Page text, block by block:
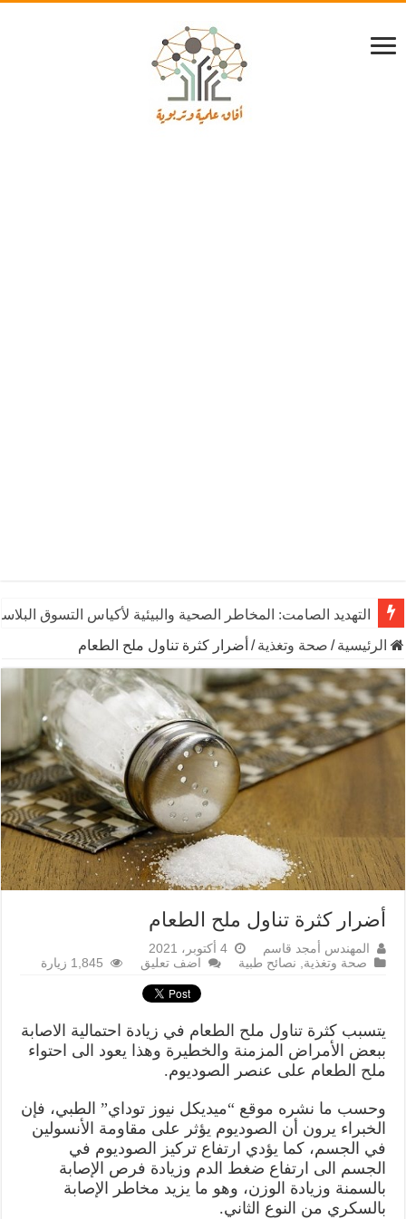
التهديد الصامت: المخاطر الصحية والبيئية لأكياس التسوق
الرئيسية / صحة وتغذية / أضرار كثرة تناول ملح الطعام
أضرار كثرة تناول ملح الطعام
المهندس أمجد قاسم
4 أكتوبر، 2021
صحة وتغذية, نصائح طبية اضف تعليق 1,845 زيارة
يتسبب كثرة تناول ملح الطعام في زيادة احتمالية الاصابة
ببعض الأمراض المزمنة والخطيرة وهذا يعود الى احتواء
ملح الطعام على عنصر الصوديوم.
وحسب ما نشره موقع “ميديكل نيوز توداي” الطبي، فإن
الخبراء يرون أن الصوديوم يؤثر على مقاومة الأنسولين
في الجسم، كما يؤدي ارتفاع تركيز الصوديوم في
الجسم الى ارتفاع ضغط الدم وزيادة فرص الإصابة
بالسمنة وزيادة الوزن، وهو ما يزيد مخاطر الإصابة
بالسكري من النوع الثاني.